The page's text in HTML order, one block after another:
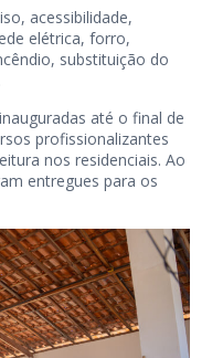
acessibilidade,
elétrica, forro,
substituição do
até o final de
profissionalizantes
nos residenciais. Ao
entregues para os